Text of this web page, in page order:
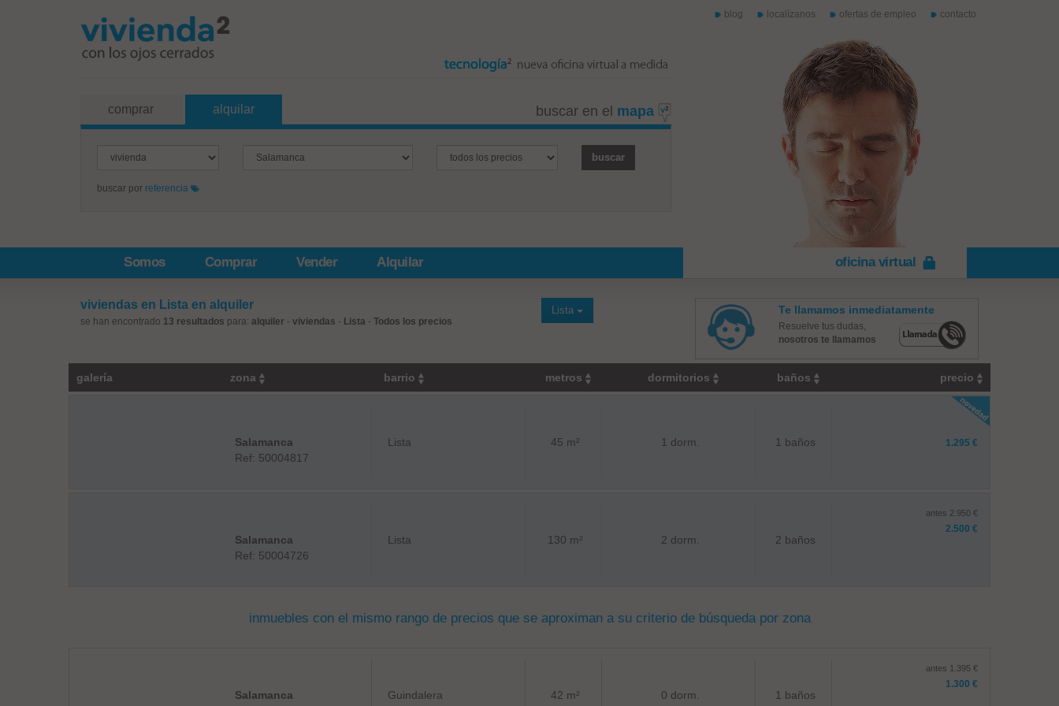
blog localízanos ofertas de empleo contacto
buscar en el mapa
comprar alquilar
buscar por referencia
Somos Comprar Vender Alquilar oficina virtual
viviendas en Lista en alquiler
se han encontrado 13 resultados para: alquiler - viviendas - Lista - Todos los precios
Lista Te llamamos inmediatamente
Resuelve tus dudas,
nosotros te llamamos
galería zona barrio metros dormitorios baños precio
Salamanca
Ref: 50004817
Lista 45 m² 1 dorm. 1 baños 1.295 €
Salamanca
Ref: 50004726
Lista 130 m² 2 dorm. 2 baños
antes 2.950 €
2.500 €
inmuebles con el mismo rango de precios que se aproximan a su criterio de búsqueda por zona
Salamanca
Guindalera 42 m² 0 dorm. 1 baños
antes 1.395 €
1.300 €